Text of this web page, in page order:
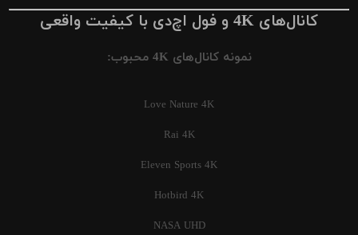
کانال‌های 4K و فول اچ‌دی با کیفیت واقعی
نمونه کانال‌های 4K محبوب:
Love Nature 4K
Rai 4K
Eleven Sports 4K
Hotbird 4K
NASA UHD